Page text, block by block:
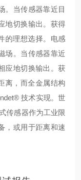
。当传感器靠近目
地切换输出。获得
的理想选择。电感
场。当传感器靠近
应地切换输出。获
离，而全金属结构
技术实现。世
传感器作为工业限
，或用于距离和速